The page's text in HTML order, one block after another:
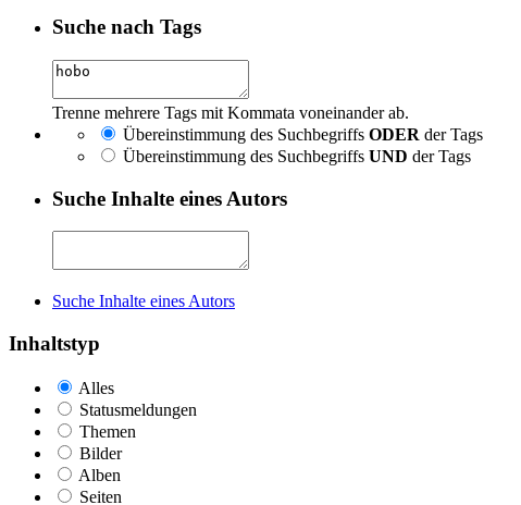
Suche nach Tags
Trenne mehrere Tags mit Kommata voneinander ab.
Übereinstimmung des Suchbegriffs ODER der Tags
Übereinstimmung des Suchbegriffs UND der Tags
Suche Inhalte eines Autors
Suche Inhalte eines Autors
Inhaltstyp
Alles
Statusmeldungen
Themen
Bilder
Alben
Seiten